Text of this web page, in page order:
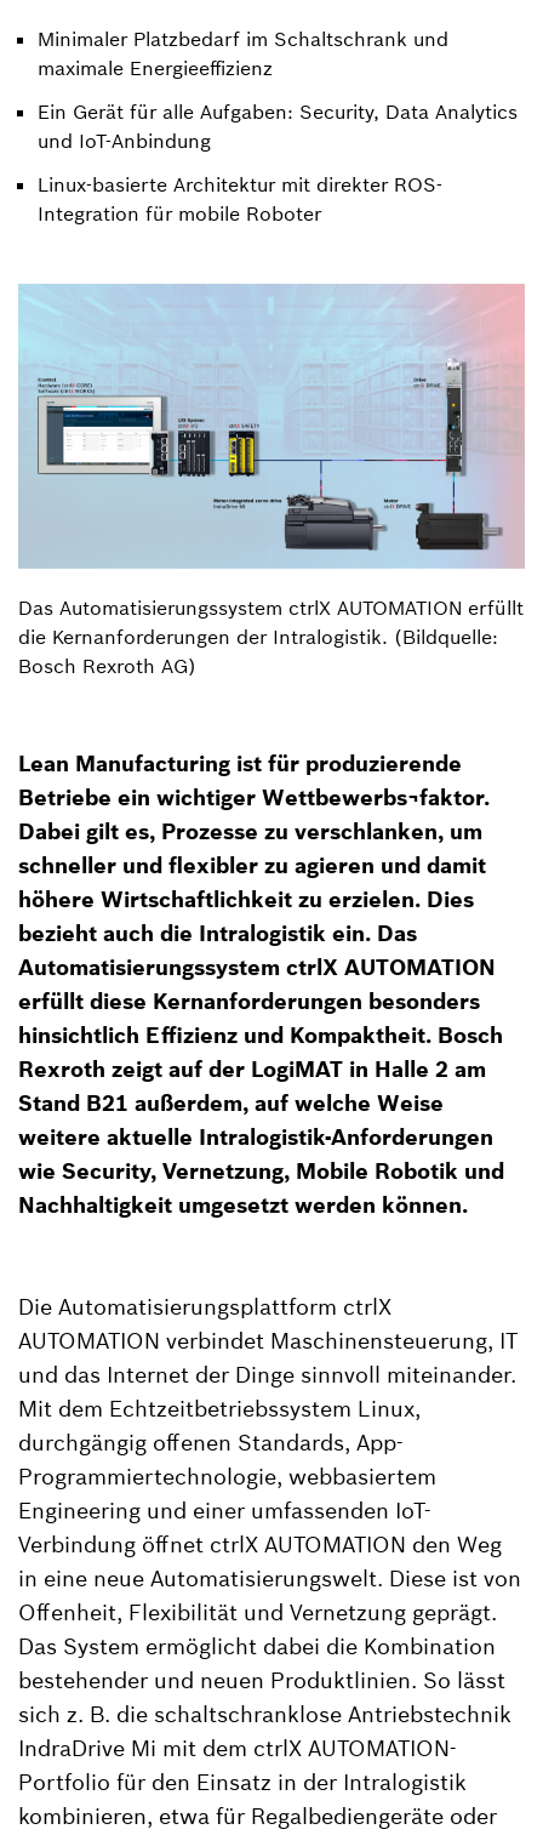
Minimaler Platzbedarf im Schaltschrank und
maximale Energieeffizienz
Ein Gerät für alle Aufgaben: Security, Data Analytics
und IoT-Anbindung
Linux-basierte Architektur mit direkter ROS-
Integration für mobile Roboter
Das Automatisierungssystem ctrlX AUTOMATION erfüllt
die Kernanforderungen der Intralogistik. (Bildquelle:
Bosch Rexroth AG)
Lean Manufacturing ist für produzierende
Betriebe ein wichtiger Wettbewerbs¬faktor.
Dabei gilt es, Prozesse zu verschlanken, um
schneller und flexibler zu agieren und damit
höhere Wirtschaftlichkeit zu erzielen. Dies
bezieht auch die Intralogistik ein. Das
Automatisierungssystem ctrlX AUTOMATION
erfüllt diese Kernanforderungen besonders
hinsichtlich Effizienz und Kompaktheit. Bosch
Rexroth zeigt auf der LogiMAT in Halle 2 am
Stand B21 außerdem, auf welche Weise
weitere aktuelle Intralogistik-Anforderungen
wie Security, Vernetzung, Mobile Robotik und
Nachhaltigkeit umgesetzt werden können.
Die Automatisierungsplattform ctrlX
AUTOMATION verbindet Maschinensteuerung, IT
und das Internet der Dinge sinnvoll miteinander.
Mit dem Echtzeitbetriebssystem Linux,
durchgängig offenen Standards, App-
Programmiertechnologie, webbasiertem
Engineering und einer umfassenden IoT-
Verbindung öffnet ctrlX AUTOMATION den Weg
in eine neue Automatisierungswelt. Diese ist von
Offenheit, Flexibilität und Vernetzung geprägt.
Das System ermöglicht dabei die Kombination
bestehender und neuen Produktlinien. So lässt
sich z. B. die schaltschranklose Antriebstechnik
IndraDrive Mi mit dem ctrlX AUTOMATION-
Portfolio für den Einsatz in der Intralogistik
kombinieren, etwa für Regalbediengeräte oder